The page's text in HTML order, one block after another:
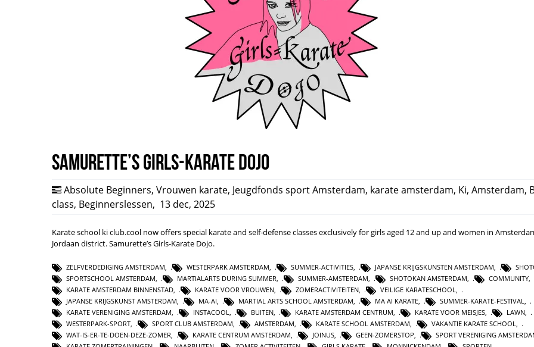
Samurette’s Girls-Karate Dojo
Absolute Beginners, Vrouwen karate, Jeugdfonds sport Amsterdam, karate amsterdam, Ki, Amsterdam,
class, Beginnerslessen, 13 dec, 2025
Karate school ki club.cool now offers special karate and self-defense classes exclusively for girls aged 12 and up and women in
Jordaan district. Samurette’s Girls-Karate Dojo.
ZELFVERDEDIGING AMSTERDAM WESTERPARK AMSTERDAM SUMMER-ACTIVITIES JAPANSE KRIJGSKUNSTEN AMSTERDAM
SPORTSCHOOL AMSTERDAM
MARTIALARTS DURING SUMMER SUMMER-AMSTERDAM SHOTOKAN AMSTERDAM COMMUNITY
KARATE AMSTERDAM BINNENSTAD
KARATE VOOR VROUWEN ZOMERACTIVITEITEN VEILIGE KARATESCHOOL
JAPANSE KRIJGSKUNST AMSTERDAM
MA-AI MARTIAL ARTS SCHOOL AMSTERDAM MA AI KARATE SUMMER-KARATE-FESTIVAL
KARATE VERENIGING AMSTERDAM, INSTACOOL, BUITEN, KARATE AMSTERDAM CENTRUM, KARATE VOOR MEISJES, LAWN,
WESTERPARK-SPORT, SPORT CLUB AMSTERDAM, AMSTERDAM, KARATE SCHOOL AMSTERDAM, VAKANTIE KARATE SCHOOL,
WAT-IS-ER-TE-DOEN-DEZE-ZOMER, KARATE CENTRUM AMSTERDAM, JOINUS, GEEN-ZOMERSTOP, SPORT VERENIGING